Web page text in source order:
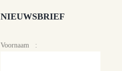
NIEUWSBRIEF
Voornaam :